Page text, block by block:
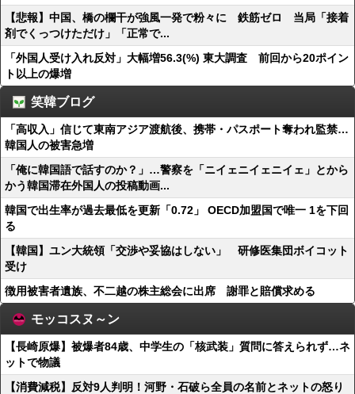
【悲報】中国、橋の欄干が強風一発で粉々に 鉄筋ゼロ 当局「接着
剤でくっつけただけ」「正常で...
「外国人受け入れ反対」大幅増56.3(%) 東大調査 前回から20ポイン
ト以上の爆増
笑韓ブログ
「高収入」信じて東南アジア渡航後、携帯・パスポート奪われ監禁…
韓国人の被害急増
「俺に韓国語で話すのか？」…警察を「ニイェニイェニイェ」とから
かう韓国滞在外国人の投稿動画...
韓国で出生率が過去最低を更新「0.72」 OECD加盟国で唯一 1を下回
る
【韓国】ユン大統領「交渉や妥協はしない」 研修医集団ボイコット
受け
徴用被害者遺族、不二越の株主総会に出席 謝罪と賠償求める
モッコスヌ～ン
【長崎原爆】被爆者84歳、中学生の「核武装」質問に答えられず…ネ
ットで物議
【消費減税】反対9人判明！河野・石破ら全員の名前とネットの怒り